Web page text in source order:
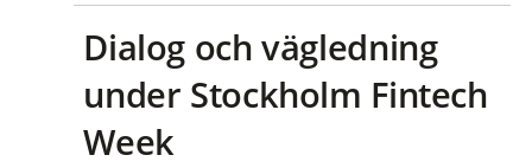
Dialog och vägledning
under Stockholm Fintech
Week